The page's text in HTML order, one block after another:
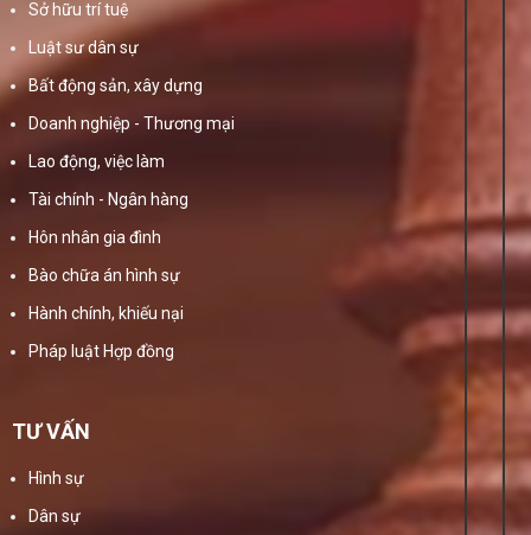
Sở hữu trí tuệ
Luật sư dân sự
Bất động sản, xây dựng
Doanh nghiệp - Thương mại
Lao động, việc làm
Tài chính - Ngân hàng
Hôn nhân gia đình
Bào chữa án hình sự
Hành chính, khiếu nại
Pháp luật Hợp đồng
TƯ VẤN
Hình sự
Dân sự